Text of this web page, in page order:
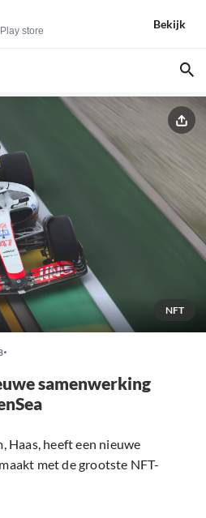
store
Bekijk
NFT
samenwerking
Haas, heeft een nieuwe
met de grootste NFT-